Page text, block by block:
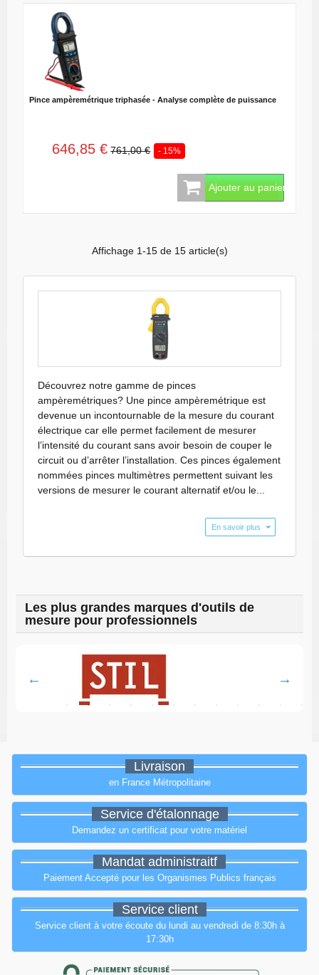
Pince ampèremétrique triphasée - Analyse complète de puissance
646,85 € 761,00 € - 15%
Ajouter au panier
Affichage 1-15 de 15 article(s)
Découvrez notre gamme de pinces
ampèremétriques? Une pince ampèremétrique est
devenue un incontournable de la mesure du courant
électrique car elle permet facilement de mesurer
l’intensité du courant sans avoir besoin de couper le
circuit ou d’arrêter l’installation. Ces pinces également
nommées pinces multimètres permettent suivant les
versions de mesurer le courant alternatif et/ou le...
En savoir plus
Les plus grandes marques d'outils de
mesure pour professionnels
Livraison
en France Métropolitaine
Service d'étalonnage
Demandez un certificat pour votre matériel
Mandat administraitf
Paiement Accepté pour les Organismes Publics français
Service client
Service client à votre écoute du lundi au vendredi de 8:30h à
17:30h